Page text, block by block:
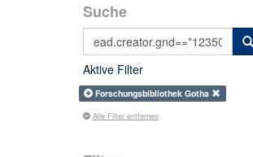
Suche
Aktive Filter
Forschungsbibliothek Gotha
Alle Filter entfernen